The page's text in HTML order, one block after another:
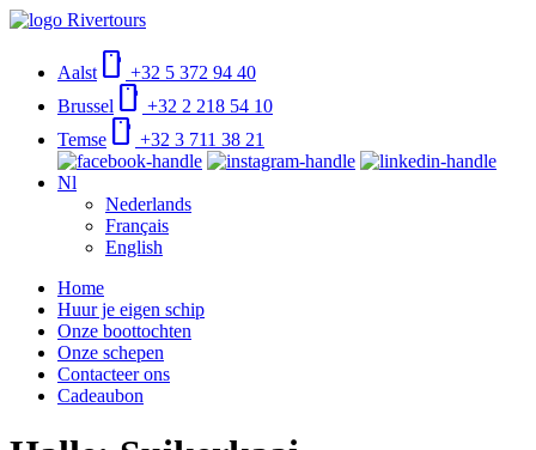
Aalst smartphone +32 5 372 94 40
Brussel
smartphone +32 2 218 54 10
Temse
smartphone +32 3 711 38 21
Nl
Nederlands
Français
English
Home
Huur je eigen schip
Onze boottochten
Onze schepen
Contacteer ons
Cadeaubon